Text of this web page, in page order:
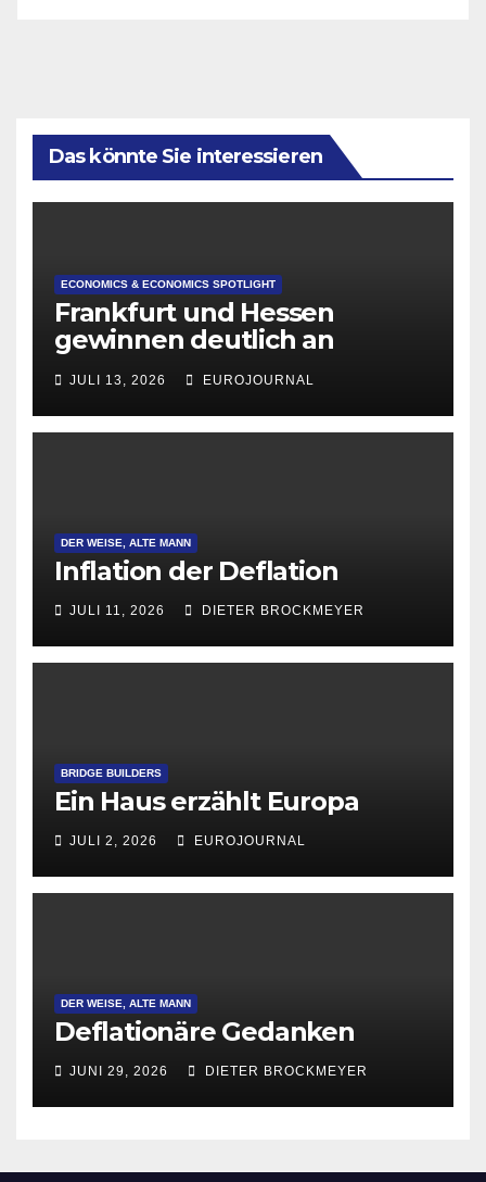
Das könnte Sie interessieren
ECONOMICS & ECONOMICS SPOTLIGHT
Frankfurt und Hessen
gewinnen deutlich an
Attraktivität für Startup-
Gründungen
JULI 13, 2026 EUROJOURNAL
DER WEISE, ALTE MANN
Inflation der Deflation
JULI 11, 2026 DIETER BROCKMEYER
BRIDGE BUILDERS
Ein Haus erzählt Europa
JULI 2, 2026 EUROJOURNAL
DER WEISE, ALTE MANN
Deflationäre Gedanken
JUNI 29, 2026 DIETER BROCKMEYER